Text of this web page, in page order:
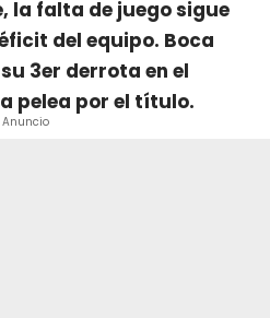
la falta de juego sigue
del equipo. Boca
3er derrota en el
pelea por el título.
Anuncio